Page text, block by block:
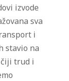
izvode
sva
i
stavio na
čiji trud i